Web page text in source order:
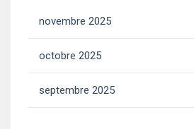
novembre 2025
octobre 2025
septembre 2025